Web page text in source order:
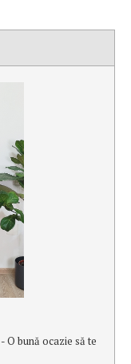
O bună ocazie să te